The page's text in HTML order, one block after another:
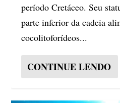
período Cretáceo. Seu
parte inferior da cadeia
cocolitoforídeos...
CONTINUE LENDO